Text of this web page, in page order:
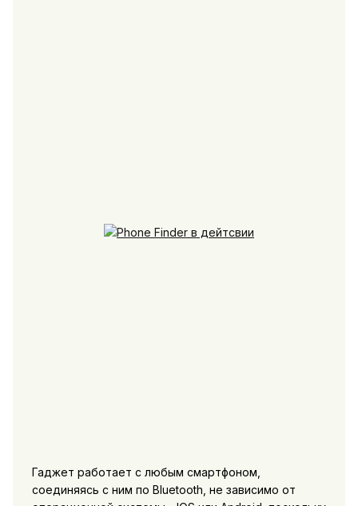
Гаджет работает с любым смартфоном,
соединяясь с ним по Bluetooth, не зависимо от